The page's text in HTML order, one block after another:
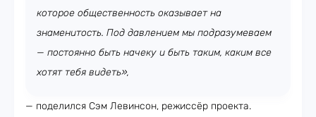
которое общественность оказывает на
знаменитость. Под давлением мы подразумеваем
— постоянно быть начеку и быть таким, каким все
хотят тебя видеть»,
— поделился Сэм Левинсон, режиссёр проекта.